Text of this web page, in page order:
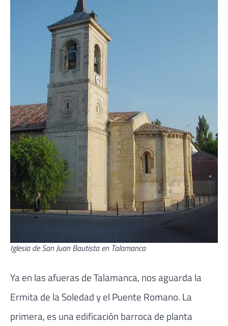
Iglesia de San Juan Bautista en Talamanca
Ya en las afueras de Talamanca, nos aguarda la
Ermita de la Soledad y el Puente Romano. La
primera, es una edificación barroca de planta